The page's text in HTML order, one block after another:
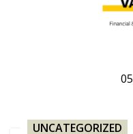
05
UNCATEGORIZED